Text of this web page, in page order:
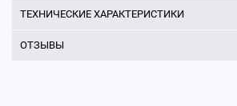
ТЕХНИЧЕСКИЕ ХАРАКТЕРИСТИКИ
ОТЗЫВЫ